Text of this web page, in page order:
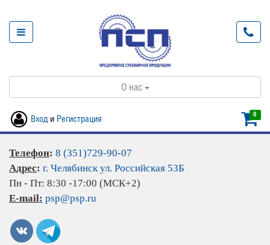
О нас
0
Вход и Регистрация
Телефон: 8 (351)729-90-07
Адрес: г. Челябинск ул. Российская 53Б
Пн - Пт: 8:30 -17:00 (МСК+2)
E-mail: psp@psp.ru